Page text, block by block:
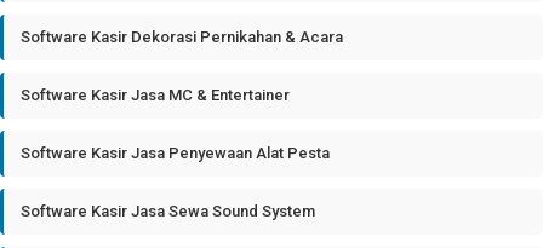
Software Kasir Dekorasi Pernikahan & Acara
Software Kasir Jasa MC & Entertainer
Software Kasir Jasa Penyewaan Alat Pesta
Software Kasir Jasa Sewa Sound System